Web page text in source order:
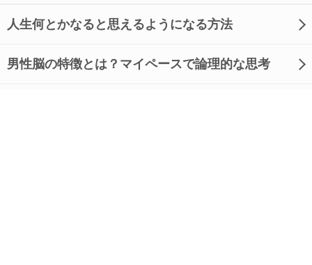
人生何とかなると思えるようになる方法
男性脳の特徴とは？マイペースで論理的な思考